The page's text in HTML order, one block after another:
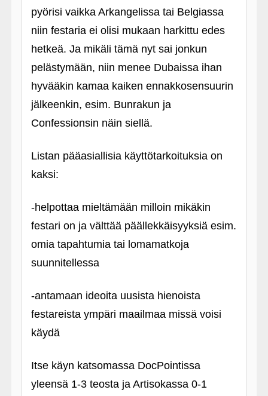
pyörisi vaikka Arkangelissa tai Belgiassa
niin festaria ei olisi mukaan harkittu edes
hetkeä. Ja mikäli tämä nyt sai jonkun
pelästymään, niin menee Dubaissa ihan
hyvääkin kamaa kaiken ennakkosensuurin
jälkeenkin, esim. Bunrakun ja
Confessionsin näin siellä.
Listan pääasiallisia käyttötarkoituksia on
kaksi:
‑helpottaa mieltämään milloin mikäkin
festari on ja välttää päällekkäisyyksiä esim.
omia tapahtumia tai lomamatkoja
suunnitellessa
‑antamaan ideoita uusista hienoista
festareista ympäri maailmaa missä voisi
käydä
Itse käyn katsomassa DocPointissa
yleensä 1-3 teosta ja Artisokassa 0-1